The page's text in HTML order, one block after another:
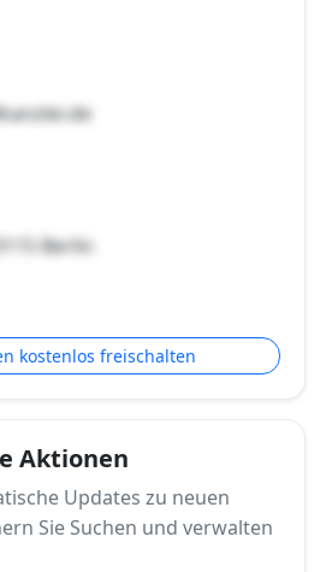
Berlin
kostenlos freischalten
Aktionen
Updates zu neuen
Sie Suchen und verwalten